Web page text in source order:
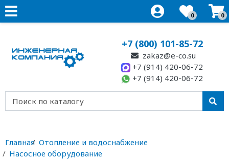
0 0
+7 (800) 101-85-72
zakaz@e-co.su
+7 (914) 420-06-72
+7 (914) 420-06-72
Главная Отопление и водоснабжение
Насосное оборудование